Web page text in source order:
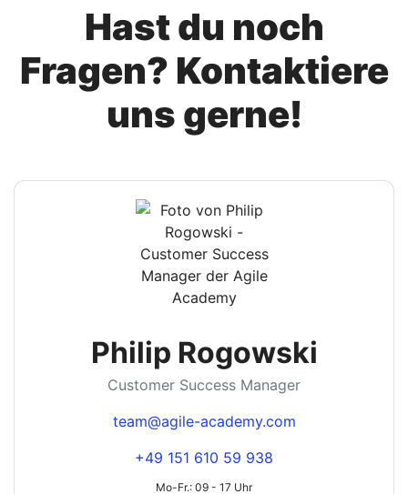
Hast du noch
Fragen? Kontaktiere
uns gerne!
Philip Rogowski
Customer Success Manager
team@agile-academy.com
+49 151 610 59 938
Mo-Fr.: 09 - 17 Uhr